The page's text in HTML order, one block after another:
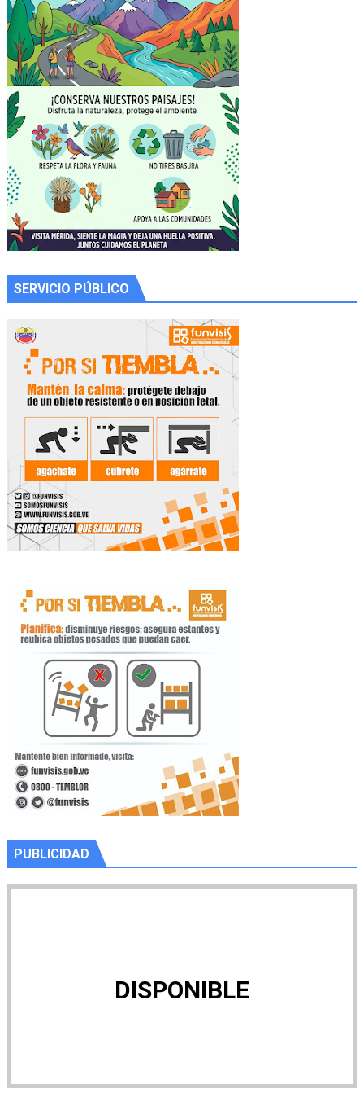
SERVICIO PÚBLICO
PUBLICIDAD
DISPONIBLE